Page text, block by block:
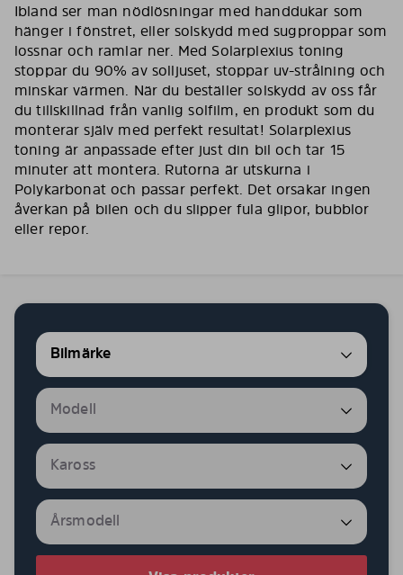
Ibland ser man nödlösningar med handdukar som
hänger i fönstret, eller solskydd med sugproppar som
lossnar och ramlar ner. Med Solarplexius toning
stoppar du 90% av solljuset, stoppar uv-strålning och
minskar värmen. När du beställer solskydd av oss får
du tillskillnad från vanlig solfilm, en produkt som du
monterar själv med perfekt resultat! Solarplexius
toning är anpassade efter just din bil och tar 15
minuter att montera. Rutorna är utskurna i
Polykarbonat och passar perfekt. Det orsakar ingen
åverkan på bilen och du slipper fula glipor, bubblor
eller repor.